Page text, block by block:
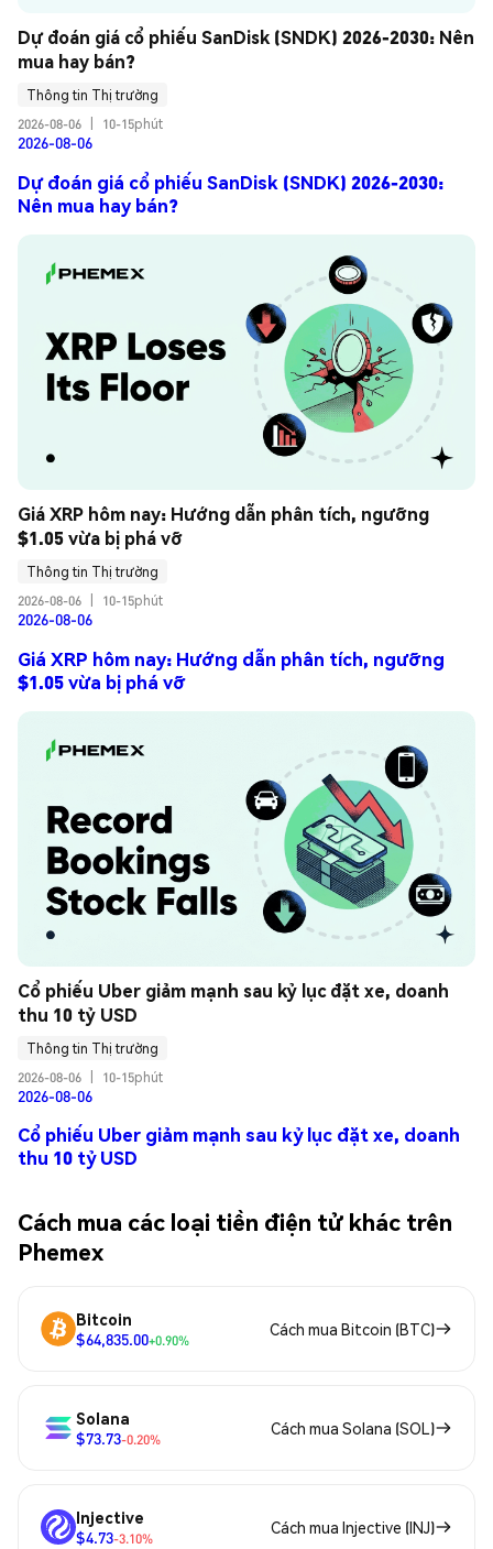
Dự đoán giá cổ phiếu SanDisk (SNDK) 2026-2030: Nên
mua hay bán?
Thông tin Thị trường
2026-08-06
10-15phút
2026-08-06
Dự đoán giá cổ phiếu SanDisk (SNDK) 2026-2030:
Nên mua hay bán?
Giá XRP hôm nay: Hướng dẫn phân tích, ngưỡng
$1.05 vừa bị phá vỡ
Thông tin Thị trường
2026-08-06
10-15phút
2026-08-06
Giá XRP hôm nay: Hướng dẫn phân tích, ngưỡng
$1.05 vừa bị phá vỡ
Cổ phiếu Uber giảm mạnh sau kỷ lục đặt xe, doanh
thu 10 tỷ USD
Thông tin Thị trường
2026-08-06
10-15phút
2026-08-06
Cổ phiếu Uber giảm mạnh sau kỷ lục đặt xe, doanh
thu 10 tỷ USD
Cách mua các loại tiền điện tử khác trên
Phemex
Bitcoin
$64,835.00+0.90%
Cách mua Bitcoin (BTC)
Solana
$73.73-0.20%
Cách mua Solana (SOL)
Injective
$4.73-3.10%
Cách mua Injective (INJ)